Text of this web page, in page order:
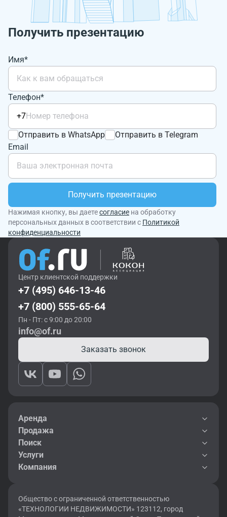
Получить презентацию
Имя*
Телефон*
+7
Отправить в WhatsApp
Отправить в Telegram
Email
Получить презентацию
Нажимая кнопку, вы даетесогласие на обработку
персональных данных в соответствии с Политикой
конфиденциальности
Центр клиентской поддержки
+7 (495) 646-13-46
+7 (800) 555-65-64
Пн - Пт: с 9:00 до 20:00
info@of.ru
Заказать звонок
Аренда
Продажа
Поиск
Услуги
Компания
Общество с ограниченной ответственностью
«ТЕХНОЛОГИИ НЕДВИЖИМОСТИ» 123112, город